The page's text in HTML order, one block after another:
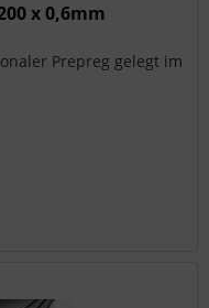
x 0,6mm
Prepreg gelegt im